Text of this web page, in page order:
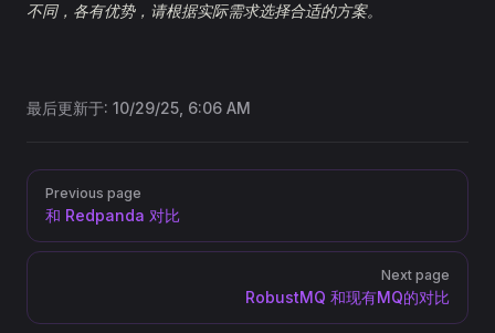
不同，各有优势，请根据实际需求选择合适的方案。
最后更新于: 10/29/25, 6:06 AM
PagerPrevious page
和 Redpanda 对比
Next page
RobustMQ 和现有MQ的对比